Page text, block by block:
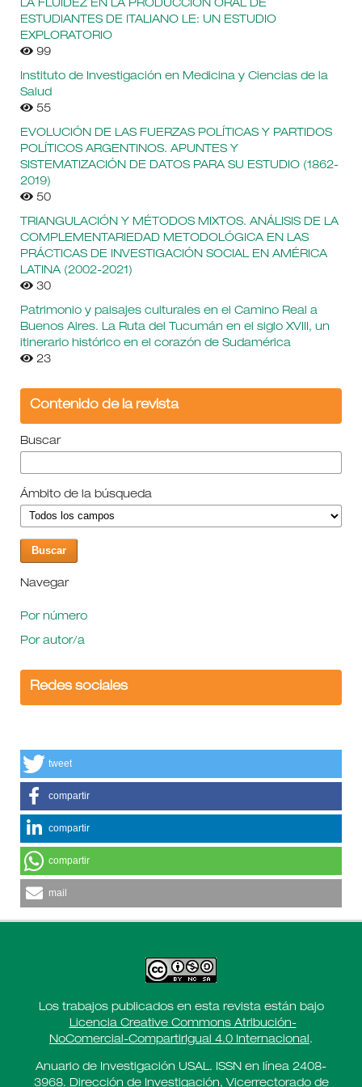
LA FLUIDEZ EN LA PRODUCCIÓN ORAL DE
ESTUDIANTES DE ITALIANO LE: UN ESTUDIO
EXPLORATORIO
99
Instituto de Investigación en Medicina y Ciencias de la
Salud
55
EVOLUCIÓN DE LAS FUERZAS POLÍTICAS Y PARTIDOS
POLÍTICOS ARGENTINOS. APUNTES Y
SISTEMATIZACIÓN DE DATOS PARA SU ESTUDIO (1862-
2019)
50
TRIANGULACIÓN Y MÉTODOS MIXTOS. ANÁLISIS DE LA
COMPLEMENTARIEDAD METODOLÓGICA EN LAS
PRÁCTICAS DE INVESTIGACIÓN SOCIAL EN AMÉRICA
LATINA (2002-2021)
30
Patrimonio y paisajes culturales en el Camino Real a
Buenos Aires. La Ruta del Tucumán en el siglo XVIII, un
itinerario histórico en el corazón de Sudamérica
23
Contenido de la revista
Buscar
Ámbito de la búsqueda
Navegar
Por número
Por autor/a
Redes sociales
tweet
compartir
compartir
compartir
mail
Los trabajos publicados en esta revista están bajo
Licencia Creative Commons Atribución-
NoComercial-CompartirIgual 4.0 Internacional .
Anuario de Investigación USAL. ISSN en línea 2408-
3968. Dirección de Investigación, Vicerrectorado de